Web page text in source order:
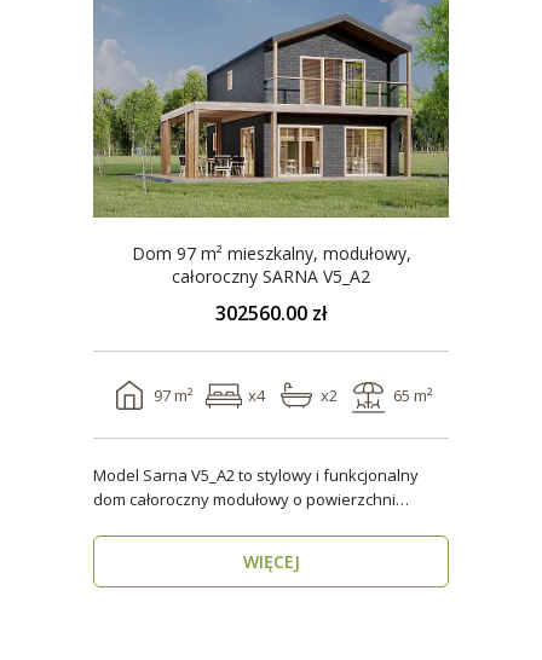
Dom 97 m² mieszkalny, modułowy,
całoroczny SARNA V5_A2
302560.00 zł
97 m² x4 x2 65 m²
Model Sarna V5_A2 to stylowy i funkcjonalny
dom całoroczny modułowy o powierzchni
WIĘCEJ